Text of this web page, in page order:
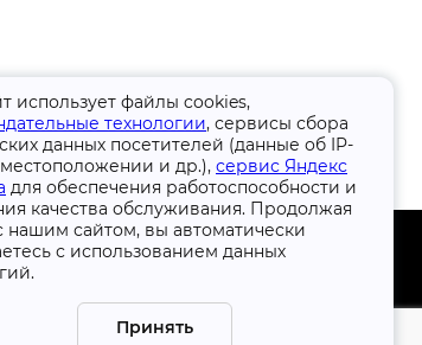
использует файлы cookies,
технологии, сервисы сбора
данных посетителей (данные об IP-
и др.), сервис Яндекс
для обеспечения работоспособности и
качества обслуживания. Продолжая
нашим сайтом, вы автоматически
с использованием данных
Принять